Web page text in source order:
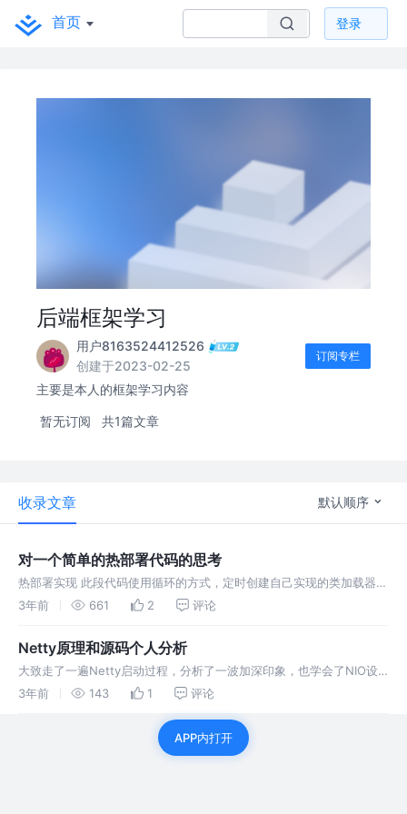
首页 登录
后端框架学习
用户8163524412526
创建于2023-02-25
订阅专栏
主要是本人的框架学习内容
暂无订阅 共1篇文章
收录文章 默认顺序
对一个简单的热部署代码的思考
热部署实现 此段代码使用循环的方式，定时创建自己实现的类加载器，
并用类加载器加载自己的class文件，并调用需要实现的方法，由此来实
3年前 661 2 评论
Netty原理和源码个人分析
大致走了一遍Netty启动过程，分析了一波加深印象，也学会了NIO设
计思路，希望能给各位提供一些帮助，也希望大家能多多指教，后面还
3年前 143 1 评论
APP内打开